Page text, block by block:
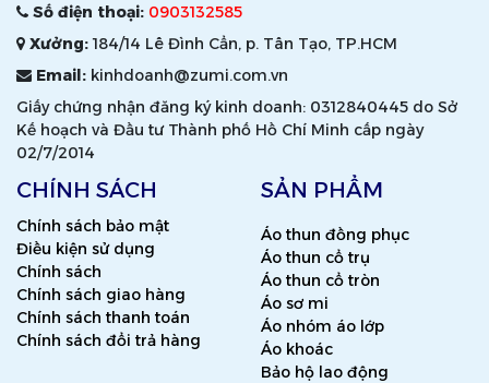
Số điện thoại: 0903132585
Xưởng:184/14 Lê Đình Cẩn, p. Tân Tạo, TP.HCM
Email: kinhdoanh@zumi.com.vn
Giấy chứng nhận đăng ký kinh doanh: 0312840445 do Sở
Kế hoạch và Đầu tư Thành phố Hồ Chí Minh cấp ngày
02/7/2014
CHÍNH SÁCH
Chính sách bảo mật
Điều kiện sử dụng
Chính sách
Chính sách giao hàng
Chính sách thanh toán
Chính sách đổi trả hàng
SẢN PHẨM
Áo thun đồng phục
Áo thun cổ trụ
Áo thun cổ tròn
Áo sơ mi
Áo nhóm áo lớp
Áo khoác
Bảo hộ lao động